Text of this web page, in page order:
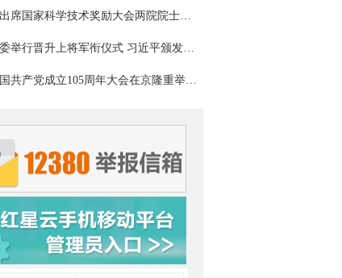
习近平出席国家科学技术奖励大会两院院士大会中国科协第十一次全国代表大会并发表重要讲话
中央军委举行晋升上将军衔仪式 习近平颁发命令状并向晋衔的军官表示祝贺
庆祝中国共产党成立105周年大会在京隆重举行 习近平发表重要讲话